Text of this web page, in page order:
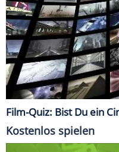
Film-Quiz: Bist Du ein
Kostenlos spielen